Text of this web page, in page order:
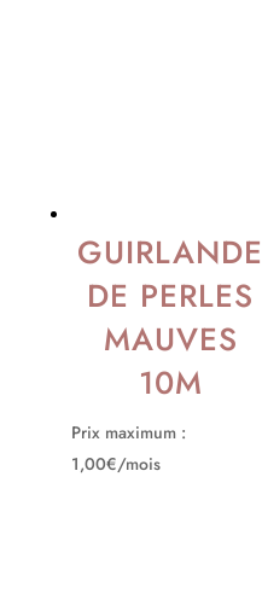
GUIRLANDE
DE PERLES
MAUVES
10M
Prix maximum :
1,00€/mois